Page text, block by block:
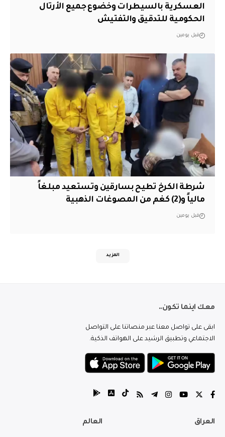
العسكرية بالسيطرات وخضوع جميع الأرتال
الحكومية للتدقيق والتفتيش
قبل يومين
شرطة الكرخ تطيح بسارقين وتستعيد مبلغاً
مالياً و(2) كغم من المصوغات الذهبية
قبل يومين
المزيد
معك اينما تكون..
ابقى على تواصل معنا عبر منصاتنا على التواصل
الاجتماعي وتطبيق الرشيد على الهواتف الذكية.
العراق العالم